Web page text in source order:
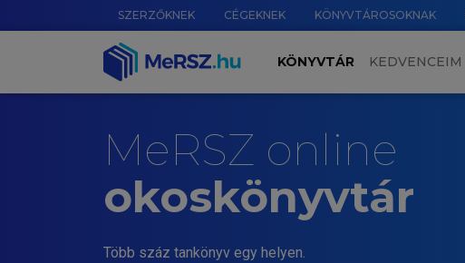
SZERZŐKNEK CÉGEKNEK KÖNYVTÁROSOKNAK
KÖNYVTÁR KEDVENCEIM
MeRSZ online
okoskönyvtár
Több száz tankönyv egy helyen.